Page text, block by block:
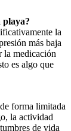
playa?
la
más baja
la medicación
es algo que
forma limitada
la actividad
de vida